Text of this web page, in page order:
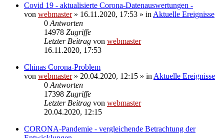
Covid 19 - aktualisierte Corona-Datenauswertungen -
von webmaster» 16.11.2020, 17:53 » in Aktuelle Ereignisse
0 Antworten
14978 Zugriffe
Letzter Beitrag von webmaster
16.11.2020, 17:53
Chinas Corona-Problem
von webmaster» 20.04.2020, 12:15 » in Aktuelle Ereignisse
0 Antworten
17398 Zugriffe
Letzter Beitrag von webmaster
20.04.2020, 12:15
CORONA-Pandemie - vergleichende Betrachtung der